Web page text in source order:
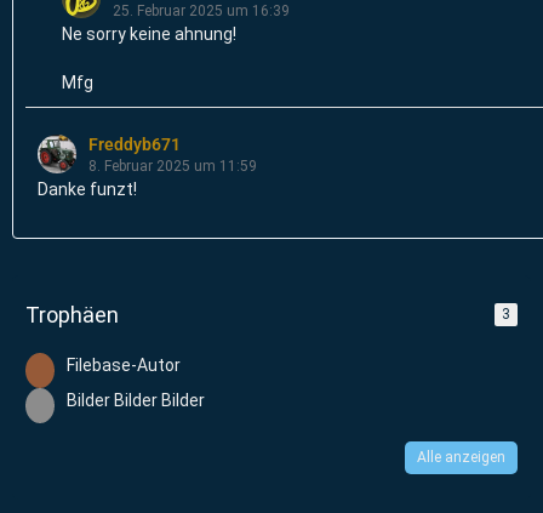
25. Februar 2025 um 16:39
Ne sorry keine ahnung!
Mfg
Freddyb671
8. Februar 2025 um 11:59
Danke funzt!
Trophäen 3
Filebase-Autor
Bilder Bilder Bilder
Alle anzeigen